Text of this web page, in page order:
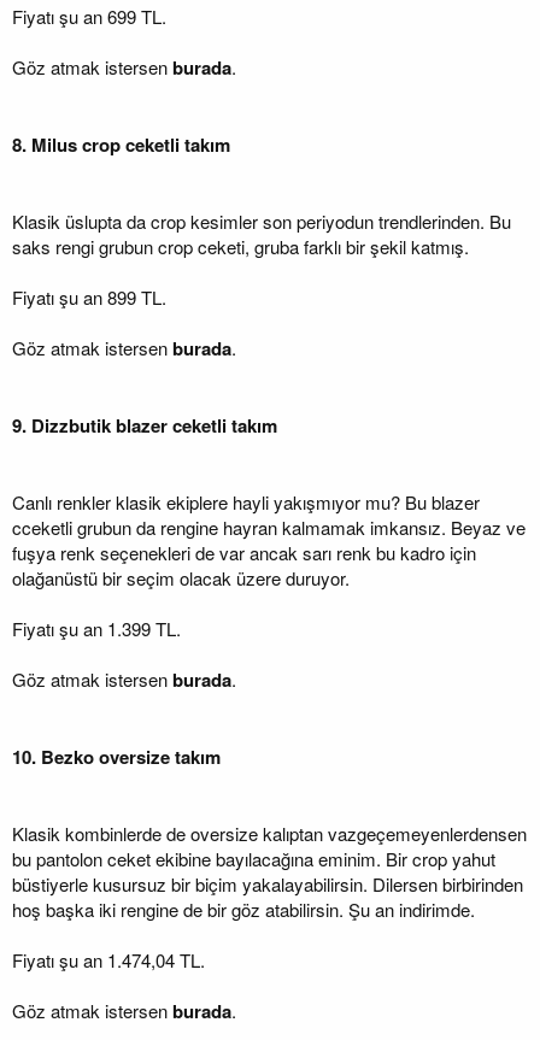
Fiyatı şu an 699 TL.
Göz atmak istersenburada.
8. Milus crop ceketli takım
Klasik üslupta da crop kesimler son periyodun trendlerinden. Bu
saks rengi grubun crop ceketi, gruba farklı bir şekil katmış.
Fiyatı şu an 899 TL.
Göz atmak istersenburada.
9. Dizzbutik blazer ceketli takım
Canlı renkler klasik ekiplere hayli yakışmıyor mu? Bu blazer
cceketli grubun da rengine hayran kalmamak imkansız. Beyaz ve
fuşya renk seçenekleri de var ancak sarı renk bu kadro için
olağanüstü bir seçim olacak üzere duruyor.
Fiyatı şu an 1.399 TL.
Göz atmak istersenburada.
10. Bezko oversize takım
Klasik kombinlerde de oversize kalıptan vazgeçemeyenlerdensen
bu pantolon ceket ekibine bayılacağına eminim. Bir crop yahut
büstiyerle kusursuz bir biçim yakalayabilirsin. Dilersen birbirinden
hoş başka iki rengine de bir göz atabilirsin. Şu an indirimde.
Fiyatı şu an 1.474,04 TL.
Göz atmak istersenburada.